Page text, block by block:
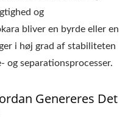
og
bliver en byrde eller en
i høj grad af stabiliteten
og separationsprocesser.
Genereres Det